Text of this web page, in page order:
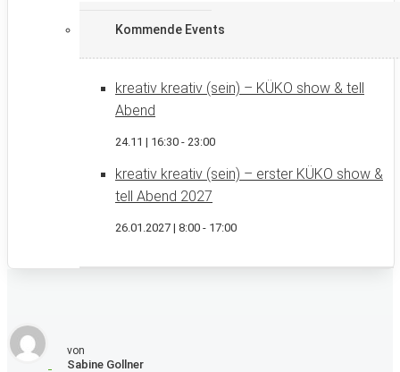
Kommende Events
kreativ kreativ (sein) – KÜKO show & tell
Abend
24.11 | 16:30 - 23:00
kreativ kreativ (sein) – erster KÜKO show &
tell Abend 2027
26.01.2027 | 8:00 - 17:00
von
Sabine Gollner